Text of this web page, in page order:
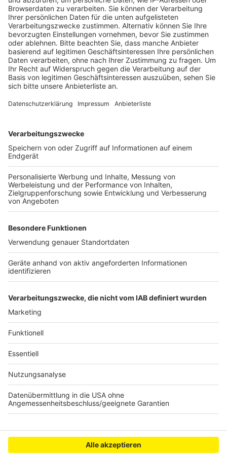
der Stadt.
Veröffentlicht:Samstag, 26.02.2022 12:35
Anzeige
Gebraucht werden Lebensmittel wie Nudeln, Reis,
Hygieneprodukte wie Seife, Zahnbürsten aber auch
Batterien. Auch Campingkocher, Schlafsäcke oder
Stromgeneratoren können ab Dienstag, den 01. März
bis Donnerstag von 08:00-18:00 Uhr an der Tiefgarage
Stadt. Wer bei der Annahme, Sortierung und
Verpackung der Spenden helfen möchte, kann sich
melden:
www.pv-huerth.de
Angabe seiner Kontaktdaten an
huerth.de . Wer Geld spenden möchte kann das unter
der Nennung des Verwendungszwecks„Ukraine“an
den Partnerschaftsverein Hürth bei der
Kreissparkasse KölnIBAN DE67 3705 0299 0137 0087
SWIFT-BIC: COKSDE 33
Anzeige
Anzeige